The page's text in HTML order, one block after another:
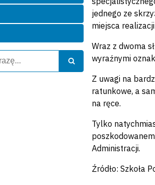
Szukaj
jednego ze
miejsca
Wraz z dwoma
wyraźnymi
Z uwagi na
ratunkowe, a
na ręce.
Tylko
Administracji.
Źródło: Szkoła